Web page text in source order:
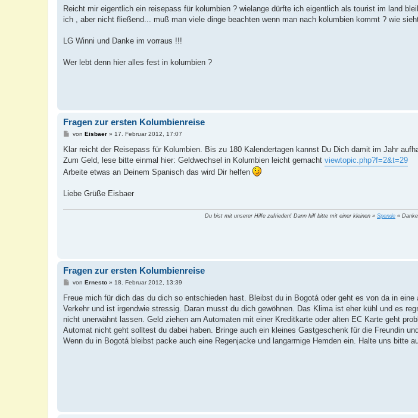
i
r
Reicht mir eigentlich ein reisepass für kolumbien ? wielange dürfte ich eigentlich als tourist im land
ich , aber nicht fließend... muß man viele dinge beachten wenn man nach kolumbien kommt ? wie
LG Winni und Danke im vorraus !!!
Wer lebt denn hier alles fest in kolumbien ?
Fragen zur ersten Kolumbienreise
B
i
r
a
g
von Eisbaer» 17. Februar 2012, 17:07
Klar reicht der Reisepass für Kolumbien. Bis zu 180 Kalendertagen kannst Du Dich damit im Jahr
Zum Geld, lese bitte einmal hier: Geldwechsel in Kolumbien leicht gemacht viewtopic.php?f=2&t=29
Arbeite etwas an Deinem Spanisch das wird Dir helfen
Liebe Grüße Eisbaer
Du bist mit unserer Hilfe zufrieden! Dann hilf bitte mit einer kleinen » Spende «
Fragen zur ersten Kolumbienreise
B
i
r
a
von Ernesto» 18. Februar 2012, 13:39
Freue mich für dich das du dich so entschieden hast. Bleibst du in Bogotá oder geht es von da in
Verkehr und ist irgendwie stressig. Daran musst du dich gewöhnen. Das Klima ist eher kühl und es
nicht unerwähnt lassen. Geld ziehen am Automaten mit einer Kreditkarte oder alten EC Karte geht
Automat nicht geht solltest du dabei haben. Bringe auch ein kleines Gastgeschenk für die Freundin
Wenn du in Bogotá bleibst packe auch eine Regenjacke und langarmige Hemden ein. Halte uns bitte